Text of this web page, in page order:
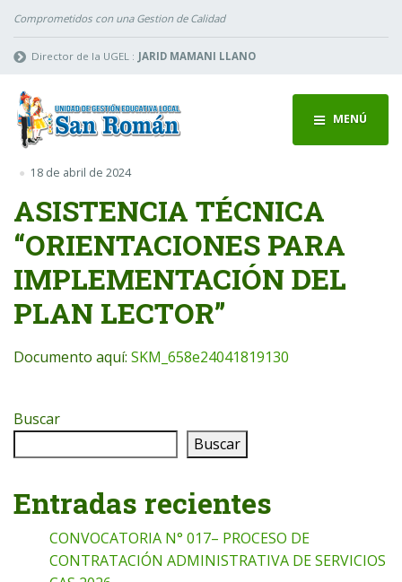
Comprometidos con una Gestion de Calidad
Director de la UGEL : JARID MAMANI LLANO
MENÚ
18 de abril de 2024
ASISTENCIA TÉCNICA
“ORIENTACIONES PARA
IMPLEMENTACIÓN DEL
PLAN LECTOR”
Documento aquí: SKM_658e24041819130
Buscar
Buscar
Entradas recientes
CONVOCATORIA N° 017– PROCESO DE
CONTRATACIÓN ADMINISTRATIVA DE SERVICIOS